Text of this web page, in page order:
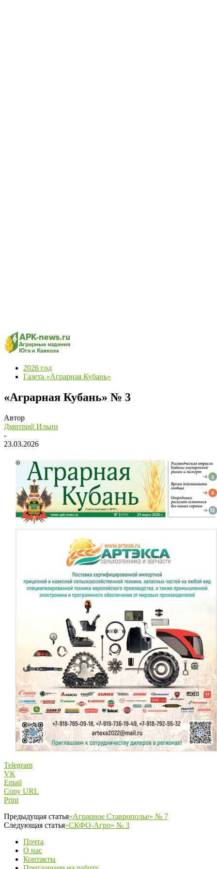
2026 год
Газета «Аграрная Кубань»
«Аграрная Кубань» № 3
Автор
Дмитрий Ильин
-
23.03.2026
Telegram
VK
Email
Copy URL
Print
Предыдущая статья«Аграрное Ставрополье» № 7
Следующая статья«СКФО-Агро» № 3
Почта
О нас
Контакты